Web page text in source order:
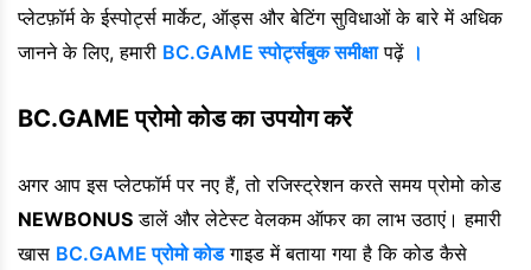
प्लेटफ़ॉर्म के ईस्पोर्ट्स मार्केट, ऑड्स और बेटिंग सुविधाओं के बारे में अधिक
जानने के लिए, हमारी BC.GAME स्पोर्ट्सबुक समीक्षापढ़ें ।
BC.GAME प्रोमो कोड का उपयोग करें
अगर आप इस प्लेटफॉर्म पर नए हैं, तो रजिस्ट्रेशन करते समय प्रोमो कोड
NEWBONUS डालें और लेटेस्ट वेलकम ऑफर का लाभ उठाएं। हमारी
खास BC.GAME प्रोमो कोडगाइड में बताया गया है कि कोड कैसे